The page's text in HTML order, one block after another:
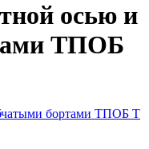
осью и
ТПОБ